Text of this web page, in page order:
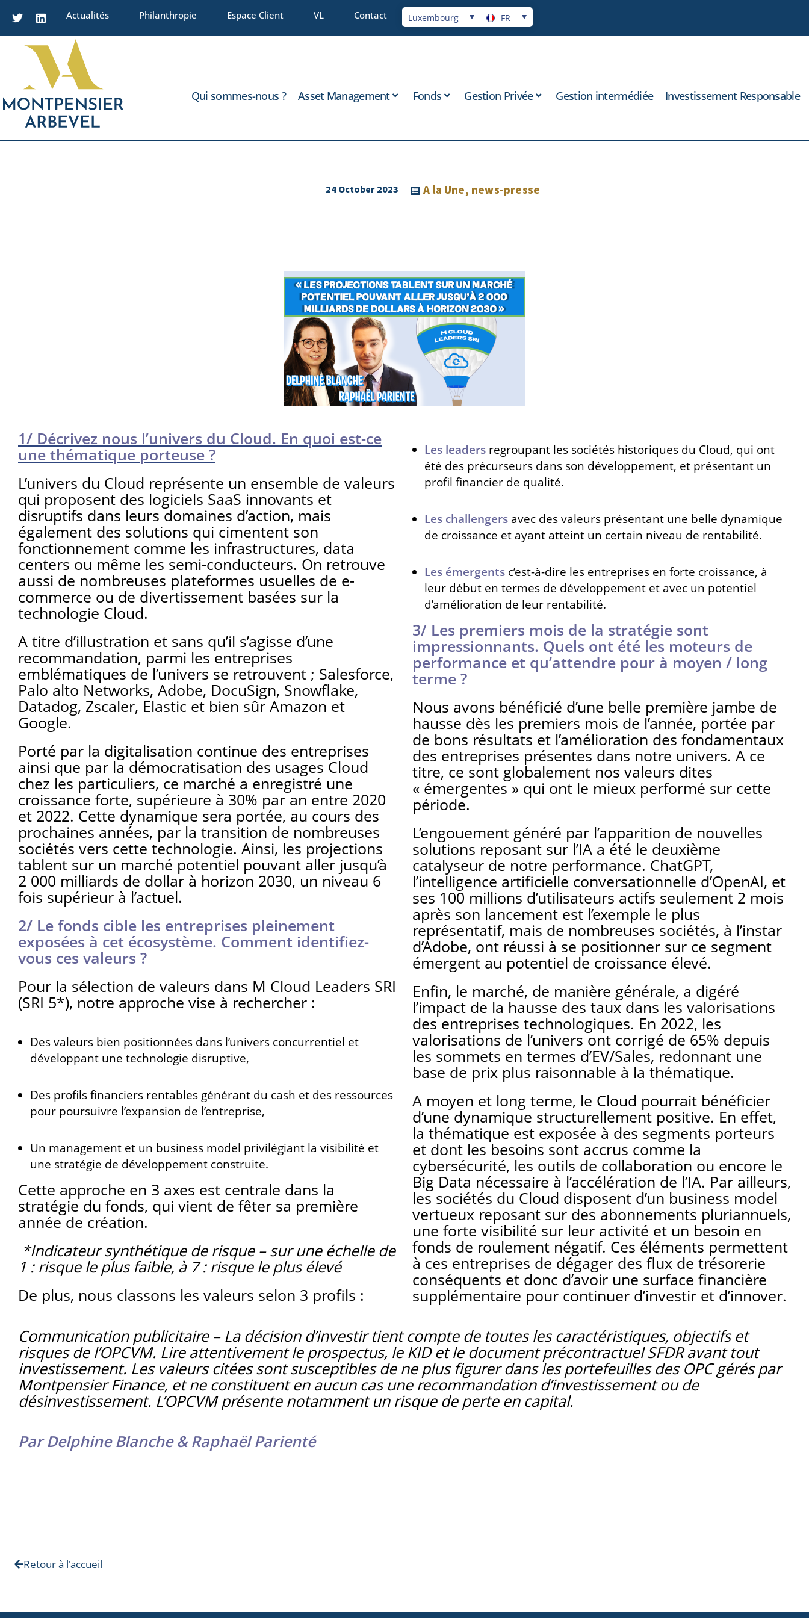
Actualités Philanthropie Espace Client VL Contact Luxembourg FR
Qui sommes-nous ? Asset Management Fonds Gestion Privée Gestion intermédiée Investissement Responsable
24 October 2023 A la Une, news-presse
1/ Décrivez nous l’univers du Cloud. En quoi est-ce
une thématique porteuse ?
L’univers du Cloud représente un ensemble de valeurs
qui proposent des logiciels SaaS innovants et
disruptifs dans leurs domaines d’action, mais
également des solutions qui cimentent son
fonctionnement comme les infrastructures, data
centers ou même les semi-conducteurs. On retrouve
aussi de nombreuses plateformes usuelles de e-
commerce ou de divertissement basées sur la
technologie Cloud.
A titre d’illustration et sans qu’il s’agisse d’une
recommandation, parmi les entreprises
emblématiques de l’univers se retrouvent ; Salesforce,
Palo alto Networks, Adobe, DocuSign, Snowflake,
Datadog, Zscaler, Elastic et bien sûr Amazon et
Google.
Porté par la digitalisation continue des entreprises
ainsi que par la démocratisation des usages Cloud
chez les particuliers, ce marché a enregistré une
croissance forte, supérieure à 30% par an entre 2020
et 2022. Cette dynamique sera portée, au cours des
prochaines années, par la transition de nombreuses
sociétés vers cette technologie. Ainsi, les projections
tablent sur un marché potentiel pouvant aller jusqu’à
2 000 milliards de dollar à horizon 2030, un niveau 6
fois supérieur à l’actuel.
2/ Le fonds cible les entreprises pleinement
exposées à cet écosystème. Comment identifiez-
vous ces valeurs ?
Pour la sélection de valeurs dans M Cloud Leaders SRI
(SRI 5*), notre approche vise à rechercher :
Des valeurs bien positionnées dans l’univers concurrentiel et
développant une technologie disruptive,
Des profils financiers rentables générant du cash et des ressources
pour poursuivre l’expansion de l’entreprise,
Un management et un business model privilégiant la visibilité et
une stratégie de développement construite.
Cette approche en 3 axes est centrale dans la
stratégie du fonds, qui vient de fêter sa première
année de création.
*Indicateur synthétique de risque – sur une échelle de
1 : risque le plus faible, à 7 : risque le plus élevé
De plus, nous classons les valeurs selon 3 profils :
Les leaders regroupant les sociétés historiques du Cloud, qui ont
été des précurseurs dans son développement, et présentant un
profil financier de qualité.
Les challengers avec des valeurs présentant une belle dynamique
de croissance et ayant atteint un certain niveau de rentabilité.
Les émergents c’est-à-dire les entreprises en forte croissance, à
leur début en termes de développement et avec un potentiel
d’amélioration de leur rentabilité.
3/ Les premiers mois de la stratégie sont
impressionnants. Quels ont été les moteurs de
performance et qu’attendre pour à moyen / long
terme ?
Nous avons bénéficié d’une belle première jambe de
hausse dès les premiers mois de l’année, portée par
de bons résultats et l’amélioration des fondamentaux
des entreprises présentes dans notre univers. A ce
titre, ce sont globalement nos valeurs dites
« émergentes » qui ont le mieux performé sur cette
période.
L’engouement généré par l’apparition de nouvelles
solutions reposant sur l’IA a été le deuxième
catalyseur de notre performance. ChatGPT,
l’intelligence artificielle conversationnelle d’OpenAI, et
ses 100 millions d’utilisateurs actifs seulement 2 mois
après son lancement est l’exemple le plus
représentatif, mais de nombreuses sociétés, à l’instar
d’Adobe, ont réussi à se positionner sur ce segment
émergent au potentiel de croissance élevé.
Enfin, le marché, de manière générale, a digéré
l’impact de la hausse des taux dans les valorisations
des entreprises technologiques. En 2022, les
valorisations de l’univers ont corrigé de 65% depuis
les sommets en termes d’EV/Sales, redonnant une
base de prix plus raisonnable à la thématique.
A moyen et long terme, le Cloud pourrait bénéficier
d’une dynamique structurellement positive. En effet,
la thématique est exposée à des segments porteurs
et dont les besoins sont accrus comme la
cybersécurité, les outils de collaboration ou encore le
Big Data nécessaire à l’accélération de l’IA. Par ailleurs,
les sociétés du Cloud disposent d’un business model
vertueux reposant sur des abonnements pluriannuels,
une forte visibilité sur leur activité et un besoin en
fonds de roulement négatif. Ces éléments permettent
à ces entreprises de dégager des flux de trésorerie
conséquents et donc d’avoir une surface financière
supplémentaire pour continuer d’investir et d’innover.
Communication publicitaire – La décision d’investir tient compte de toutes les caractéristiques, objectifs et
risques de l’OPCVM. Lire attentivement le prospectus, le KID et le document précontractuel SFDR avant tout
investissement. Les valeurs citées sont susceptibles de ne plus figurer dans les portefeuilles des OPC gérés par
Montpensier Finance, et ne constituent en aucun cas une recommandation d’investissement ou de
désinvestissement. L’OPCVM présente notamment un risque de perte en capital.
Par Delphine Blanche & Raphaël Parienté
Retour à l'accueil